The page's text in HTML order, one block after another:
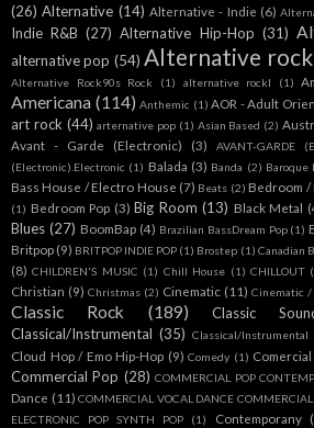
(26) Alternative (14) Alternative - Indie (6)
Indie R&B (27) Alternative Hip-Hop (31)
alternative pop (54) Alternative rock
Alternative Rock90s Rock
(1) alternative rockl (1)
Americana (114) Anthemic (1) AOR - Adult
art rock (44) arternative pop (1) Asian Based (2)
Avant - Garde (Electronic)
(3) AVANT-GARDE
(Electronic).Electronic (1) Balada (3) Banda (2) Baroque
Bass House / Electro House (7) Beats (2) Bedroom /
(1) Bedroom Pop (3) Big Room (13) Black Metal
Blues (27) BoomBap (4) Brazilian BassDream Pop (1)
Britpop (9) BRITPOP INDIE POP (1) Brostep (1) Canadian
(8) CHILDREN'S MUSIC (1) Chill House (1) CHILLOUT
Christian (9) Christmas (2) Cinematic (11) Cinematic /
Classic Rock (189) Classic
Classical/Instrumental (35) Classical/
Cloud Hop / Emo Hip-Hop (9) Comedy (1) Comercial
Commercial Pop (28) COMMERCIAL POP
Dance (11) COMMERCIAL VOCAL DANCE COMMERCIAL
ELECTRONIC POP SYNTH POP
(1) Contemporany